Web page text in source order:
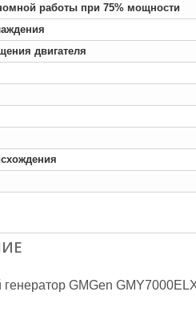
работы при 75% мощности
двигателя
GMGen